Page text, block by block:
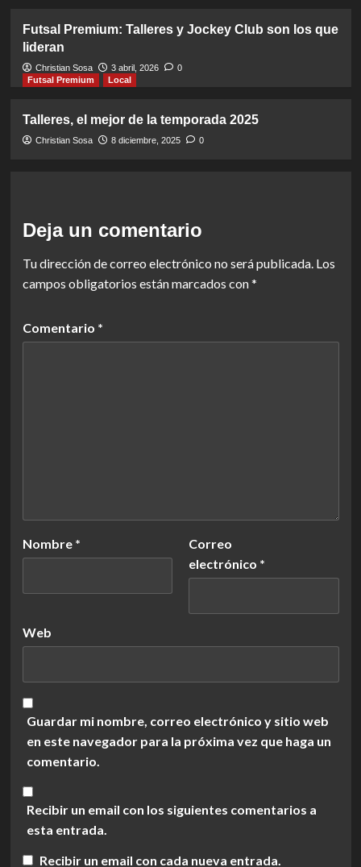
Futsal Premium: Talleres y Jockey Club son los que
lideran
Christian Sosa 3 abril, 2026
0
Futsal Premium
Local
Talleres, el mejor de la temporada 2025
Christian Sosa 8 diciembre, 2025 0
Deja un comentario
Tu dirección de correo electrónico no será publicada. Los
campos obligatorios están marcados con*
Comentario *
Nombre *
Correo
electrónico *
Web
Guardar mi nombre, correo electrónico y sitio web
en este navegador para la próxima vez que haga un
comentario.
Recibir un email con los siguientes comentarios a
esta entrada.
Recibir un email con cada nueva entrada.